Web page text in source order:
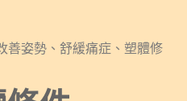
善姿勢、舒緩痛症、塑體修